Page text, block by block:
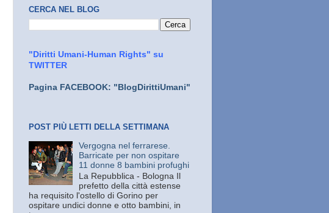
CERCA NEL BLOG
"Diritti Umani-Human Rights" su
TWITTER
Pagina FACEBOOK: "BlogDirittiUmani"
POST PIÙ LETTI DELLA SETTIMANA
Vergogna nel ferrarese.
Barricate per non ospitare
11 donne 8 bambini profughi
La Repubblica - Bologna Il
prefetto della città estense
ha requisito l'ostello di Gorino per
ospitare undici donne e otto bambini, in